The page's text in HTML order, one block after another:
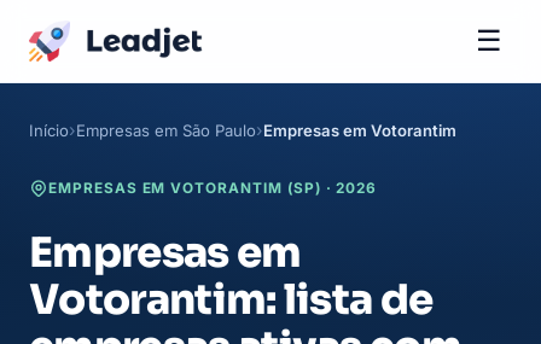
☰
Início Empresas em São Paulo Empresas em Votorantim
EMPRESAS EM VOTORANTIM (SP) · 2026
Empresas em
Votorantim: lista de